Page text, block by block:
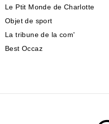
Le Ptit Monde de Charlotte
Objet de sport
La tribune de la com'
Best Occaz